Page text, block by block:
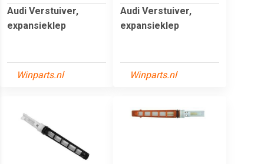
Audi Verstuiver,
expansieklep
Winparts.nl
Audi Verstuiver,
expansieklep
Winparts.nl